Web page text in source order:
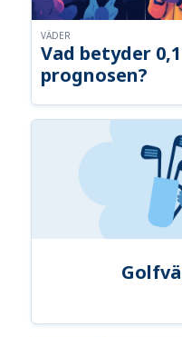
Vad betyder
prognosen?
VÄDER